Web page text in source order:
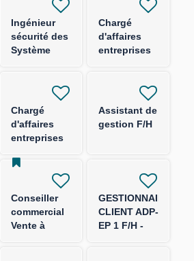
Ingénieur
sécurité des
Système
Gouvernance
& gestion
des risques
Chargé
d'affaires
entreprises
Chargé
d'affaires
entreprises
ME/ETI – F/H
Assistant de
gestion F/H
Conseiller
commercial
Vente à
GESTIONNAIRE
CLIENT ADP-
EP 1 F/H -